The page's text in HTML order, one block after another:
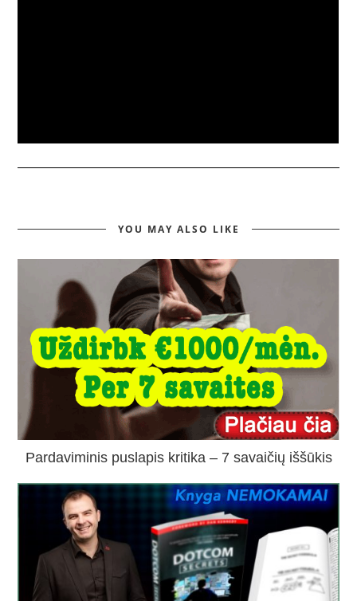
YOU MAY ALSO LIKE
Pardaviminis puslapis kritika – 7 savaičių iššūkis